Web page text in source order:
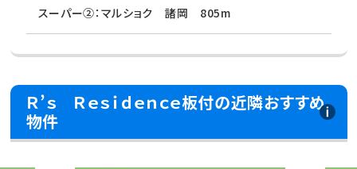
スーパー②：マルショク 諸岡 805m
Ｒ’ｓ Ｒｅｓｉｄｅｎｃｅ板付の近隣おすすめ
物件